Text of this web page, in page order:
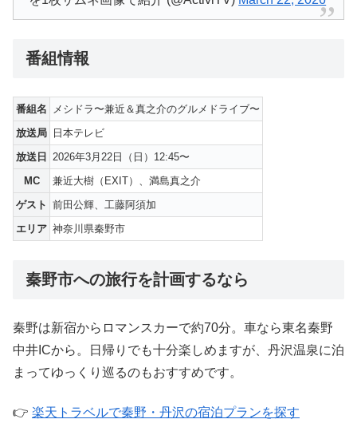
番組情報
番組名
メシドラ〜兼近＆真之介のグルメドライブ〜
放送局 日本テレビ
放送日 2026年3月22日（日）12:45〜
MC
兼近大樹（EXIT）、満島真之介
ゲスト 前田公輝、工藤阿須加
エリア 神奈川県秦野市
秦野市への旅行を計画するなら
秦野は新宿からロマンスカーで約70分。車なら東名秦野
中井ICから。日帰りでも十分楽しめますが、丹沢温泉に泊
まってゆっくり巡るのもおすすめです。
👉 楽天トラベルで秦野・丹沢の宿泊プランを探す